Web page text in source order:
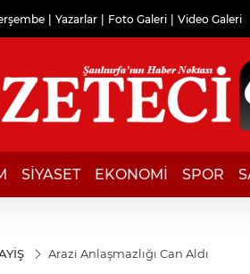
Yazarlar Foto Galeri Video Galeri
SİYASET EKONOMİ SPOR
Arazi Anlaşmazlığı Can Aldı